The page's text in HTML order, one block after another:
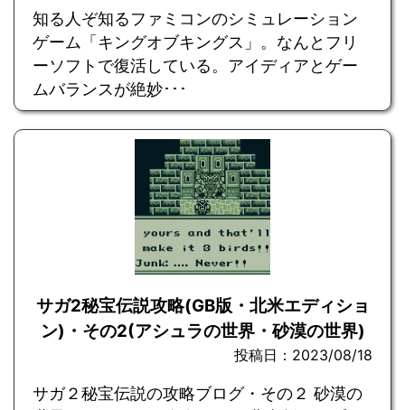
知る人ぞ知るファミコンのシミュレーション
ゲーム「キングオブキングス」。なんとフリ
ーソフトで復活している。アイディアとゲー
ムバランスが絶妙･･･
サガ2秘宝伝説攻略(GB版・北米エディショ
ン)・その2(アシュラの世界・砂漠の世界)
投稿日：2023/08/18
サガ２秘宝伝説の攻略ブログ・その２ 砂漠の